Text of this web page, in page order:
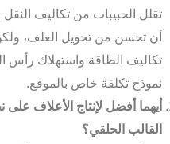
تقلل الحبيبات من تكاليف
أن تحسن من تحويل العلف،
تكاليف الطاقة واستهلاك رأس
نموذج تكلفة خاص بالموقع.
أيهما أفضل لإنتاج الأعلاف
القالب الحلقي؟